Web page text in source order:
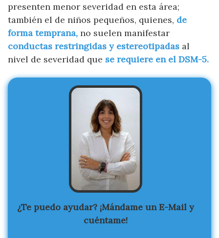
presenten menor severidad en esta área;
también el de niños pequeños, quienes, de
forma temprana, no suelen manifestar
conductas restringidas y estereotipadas al
nivel de severidad que se requiere en el DSM-5.
¿Te puedo ayudar? ¡Mándame un E-Mail y
cuéntame!